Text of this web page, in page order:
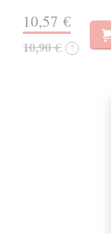
10,57 €
10,90 € ?